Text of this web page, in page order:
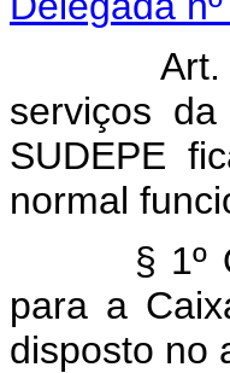
serviços
SUDEPE
normal
§ 1º
para a
disposto no